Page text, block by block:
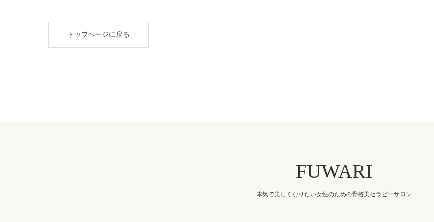
トップページに戻る
FUWARI
本気で美しくなりたい女性のための骨格美セラピーサロン